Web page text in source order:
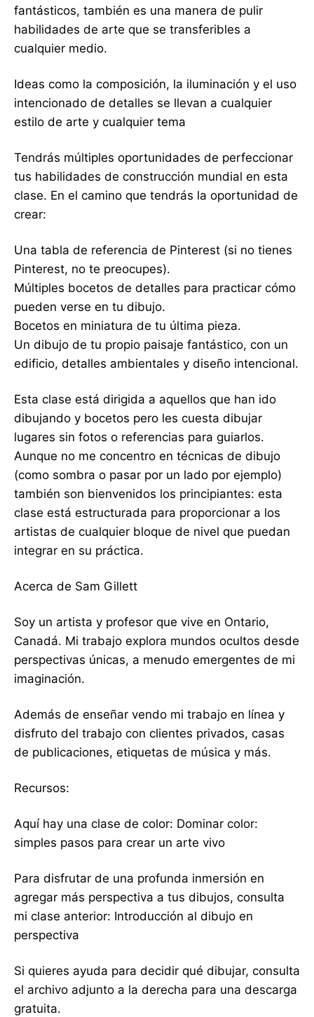
fantásticos, también es una manera de pulir
habilidades de arte que se transferibles a
cualquier medio.
Ideas como la composición, la iluminación y el uso
intencionado de detalles se llevan a cualquier
estilo de arte y cualquier tema
Tendrás múltiples oportunidades de perfeccionar
tus habilidades de construcción mundial en esta
clase. En el camino que tendrás la oportunidad de
crear:
Una tabla de referencia de Pinterest (si no tienes
Pinterest, no te preocupes).
Múltiples bocetos de detalles para practicar cómo
pueden verse en tu dibujo.
Bocetos en miniatura de tu última pieza.
Un dibujo de tu propio paisaje fantástico, con un
edificio, detalles ambientales y diseño intencional.
Esta clase está dirigida a aquellos que han ido
dibujando y bocetos pero les cuesta dibujar
lugares sin fotos o referencias para guiarlos.
Aunque no me concentro en técnicas de dibujo
(como sombra o pasar por un lado por ejemplo)
también son bienvenidos los principiantes: esta
clase está estructurada para proporcionar a los
artistas de cualquier bloque de nivel que puedan
integrar en su práctica.
Acerca de Sam Gillett
Soy un artista y profesor que vive en Ontario,
Canadá. Mi trabajo explora mundos ocultos desde
perspectivas únicas, a menudo emergentes de mi
imaginación.
Además de enseñar vendo mi trabajo en línea y
disfruto del trabajo con clientes privados, casas
de publicaciones, etiquetas de música y más.
Recursos:
Aquí hay una clase de color: Dominar color:
simples pasos para crear un arte vivo
Para disfrutar de una profunda inmersión en
agregar más perspectiva a tus dibujos, consulta
mi clase anterior: Introducción al dibujo en
perspectiva
Si quieres ayuda para decidir qué dibujar, consulta
el archivo adjunto a la derecha para una descarga
gratuita.